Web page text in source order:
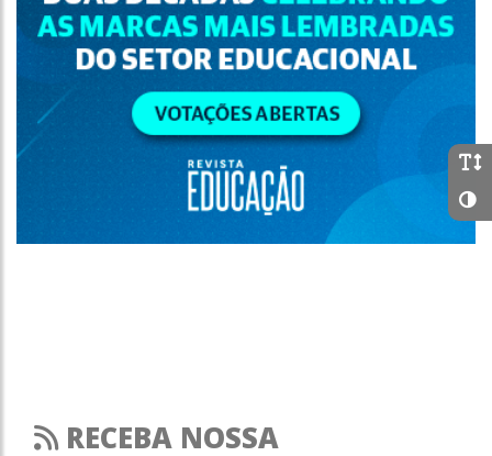
RECEBA NOSSA